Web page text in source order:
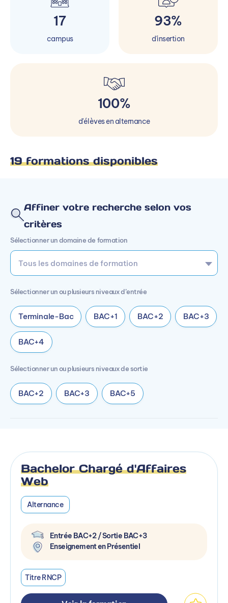
17
campus
93%
d'insertion
100%
d'élèves en alternance
19 formations disponibles
Affiner votre recherche selon vos
critères
Sélectionner un domaine de formation
Sélectionner un ou plusieurs niveaux d’entrée
Terminale-Bac BAC+1 BAC+2 BAC+3
BAC+4
Sélectionner un ou plusieurs niveaux de sortie
BAC+2 BAC+3 BAC+5
Bachelor Chargé d'Affaires
Web
Alternance
Entrée BAC+2 / Sortie BAC+3
Enseignement en Présentiel
Titre RNCP